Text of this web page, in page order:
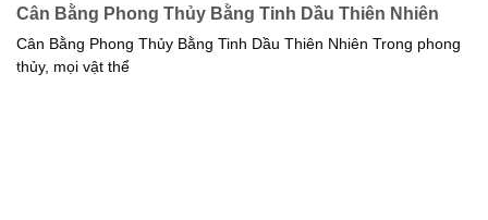
Cân Bằng Phong Thủy Bằng Tinh Dầu Thiên Nhiên
Cân Bằng Phong Thủy Bằng Tinh Dầu Thiên Nhiên Trong phong
thủy, mọi vật thể